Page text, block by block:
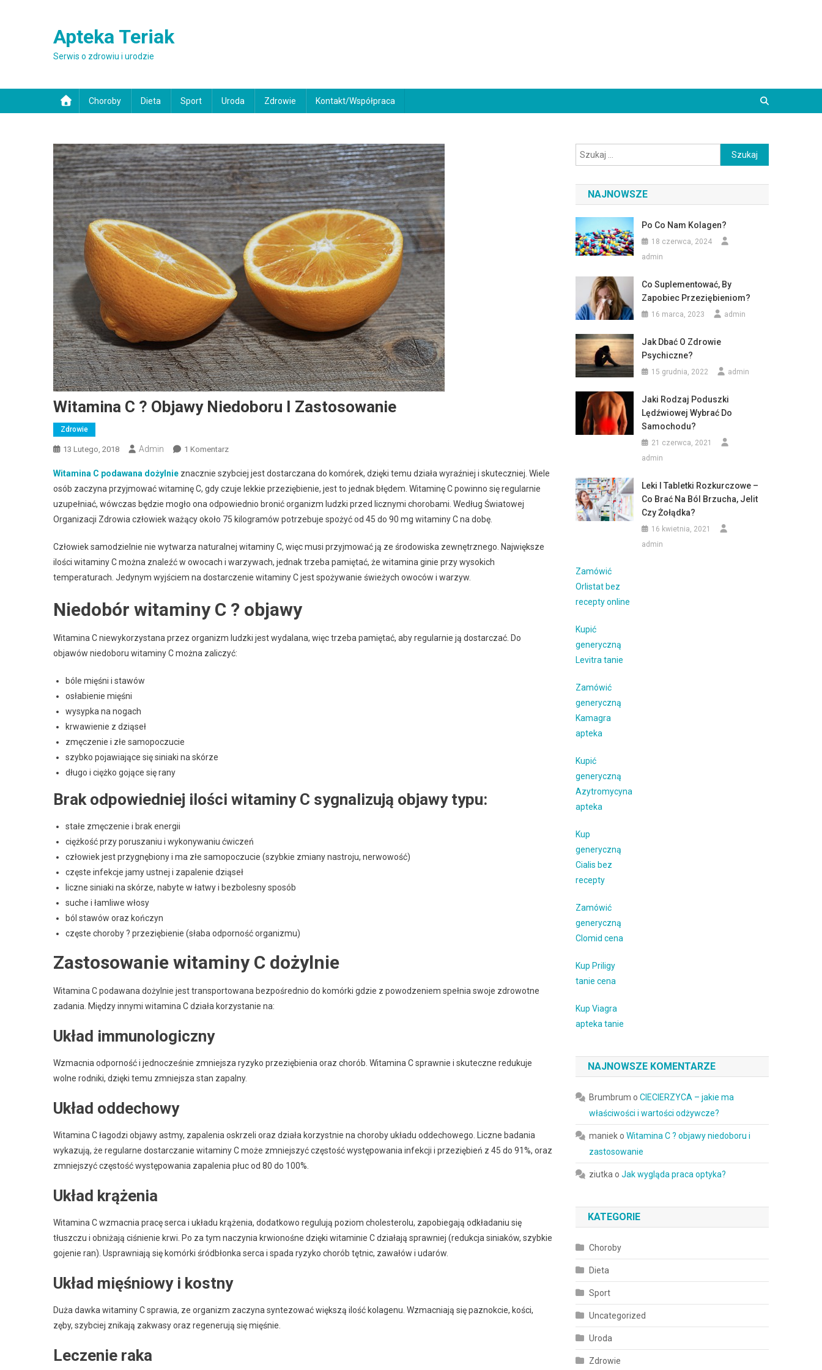
Apteka Teriak
Serwis o zdrowiu i urodzie
Choroby Dieta Sport Uroda Zdrowie Kontakt/Współpraca
Witamina C ? Objawy Niedoboru I Zastosowanie
Zdrowie
13 Lutego, 2018 Admin 1 Komentarz
Witamina C podawana dożylnie znacznie szybciej jest dostarczana do komórek, dzięki temu działa wyraźniej i skuteczniej. Wiele
osób zaczyna przyjmować witaminę C, gdy czuje lekkie przeziębienie, jest to jednak błędem. Witaminę C powinno się regularnie
uzupełniać, wówczas będzie mogło ona odpowiednio bronić organizm ludzki przed licznymi chorobami. Według Światowej
Organizacji Zdrowia człowiek ważący około 75 kilogramów potrzebuje spożyć od 45 do 90 mg witaminy C na dobę.
Człowiek samodzielnie nie wytwarza naturalnej witaminy C, więc musi przyjmować ją ze środowiska zewnętrznego. Największe
ilości witaminy C można znaleźć w owocach i warzywach, jednak trzeba pamiętać, że witamina ginie przy wysokich
temperaturach. Jedynym wyjściem na dostarczenie witaminy C jest spożywanie świeżych owoców i warzyw.
Niedobór witaminy C ? objawy
Witamina C niewykorzystana przez organizm ludzki jest wydalana, więc trzeba pamiętać, aby regularnie ją dostarczać. Do
objawów niedoboru witaminy C można zaliczyć:
bóle mięśni i stawów
osłabienie mięśni
wysypka na nogach
krwawienie z dziąseł
zmęczenie i złe samopoczucie
szybko pojawiające się siniaki na skórze
długo i ciężko gojące się rany
Brak odpowiedniej ilości witaminy C sygnalizują objawy typu:
stałe zmęczenie i brak energii
ciężkość przy poruszaniu i wykonywaniu ćwiczeń
człowiek jest przygnębiony i ma złe samopoczucie (szybkie zmiany nastroju, nerwowość)
częste infekcje jamy ustnej i zapalenie dziąseł
liczne siniaki na skórze, nabyte w łatwy i bezbolesny sposób
suche i łamliwe włosy
ból stawów oraz kończyn
częste choroby ? przeziębienie (słaba odporność organizmu)
Zastosowanie witaminy C dożylnie
Witamina C podawana dożylnie jest transportowana bezpośrednio do komórki gdzie z powodzeniem spełnia swoje zdrowotne
zadania. Między innymi witamina C działa korzystanie na:
Układ immunologiczny
Wzmacnia odporność i jednocześnie zmniejsza ryzyko przeziębienia oraz chorób. Witamina C sprawnie i skuteczne redukuje
wolne rodniki, dzięki temu zmniejsza stan zapalny.
Układ oddechowy
Witamina C łagodzi objawy astmy, zapalenia oskrzeli oraz działa korzystnie na choroby układu oddechowego. Liczne badania
wykazują, że regularne dostarczanie witaminy C może zmniejszyć częstość występowania infekcji i przeziębień z 45 do 91%, oraz
zmniejszyć częstość występowania zapalenia płuc od 80 do 100%.
Układ krążenia
Witamina C wzmacnia pracę serca i układu krążenia, dodatkowo regulują poziom cholesterolu, zapobiegają odkładaniu się
tłuszczu i obniżają ciśnienie krwi. Po za tym naczynia krwionośne dzięki witaminie C działają sprawniej (redukcja siniaków, szybkie
gojenie ran). Usprawniają się komórki śródbłonka serca i spada ryzyko chorób tętnic, zawałów i udarów.
Układ mięśniowy i kostny
Duża dawka witaminy C sprawia, ze organizm zaczyna syntezować większą ilość kolagenu. Wzmacniają się paznokcie, kości,
zęby, szybciej znikają zakwasy oraz regenerują się mięśnie.
Leczenie raka
Szukaj:
NAJNOWSZE
Po Co Nam Kolagen?
18 czerwca, 2024
admin
Co Suplementować, By
Zapobiec Przeziębieniom?
16 marca, 2023 admin
Jak Dbać O Zdrowie
Psychiczne?
15 grudnia, 2022 admin
Jaki Rodzaj Poduszki
Lędźwiowej Wybrać Do
Samochodu?
21 czerwca, 2021
admin
Leki I Tabletki Rozkurczowe –
Co Brać Na Ból Brzucha, Jelit
Czy Żołądka?
16 kwietnia, 2021
admin
Zamówić
Orlistat bez
recepty online
Kupić
generyczną
Levitra tanie
Zamówić
generyczną
Kamagra
apteka
Kupić
generyczną
Azytromycyna
apteka
Kup
generyczną
Cialis bez
recepty
Zamówić
generyczną
Clomid cena
Kup Priligy
tanie cena
Kup Viagra
apteka tanie
NAJNOWSZE KOMENTARZE
Brumbrum oCIECIERZYCA – jakie ma
właściwości i wartości odżywcze?
maniekoWitamina C ? objawy niedoboru i
zastosowanie
ziutka oJak wygląda praca optyka?
KATEGORIE
Choroby
Dieta
Sport
Uncategorized
Uroda
Zdrowie